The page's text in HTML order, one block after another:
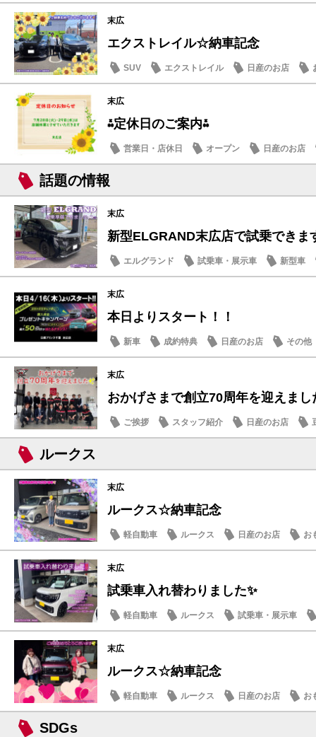
末広
エクストレイル☆納車記念
SUV エクストレイル 日産のお店
末広
⁂定休日のご案内⁂
営業日・店休日 オープン 日産のお店
話題の情報
末広
新型ELGRAND末広店で試乗できま
エルグランド 試乗車・展示車 新型車
末広
本日よりスタート！！
新車 成約特典 日産のお店 その他
末広
おかげさまで創立70周年を迎えまし
ご挨拶 スタッフ紹介 日産のお店
ルークス
末広
ルークス☆納車記念
軽自動車 ルークス 日産のお店 お
末広
試乗車入れ替わりました✨
軽自動車 ルークス 試乗車・展示車
末広
ルークス☆納車記念
軽自動車 ルークス 日産のお店 お
SDGs